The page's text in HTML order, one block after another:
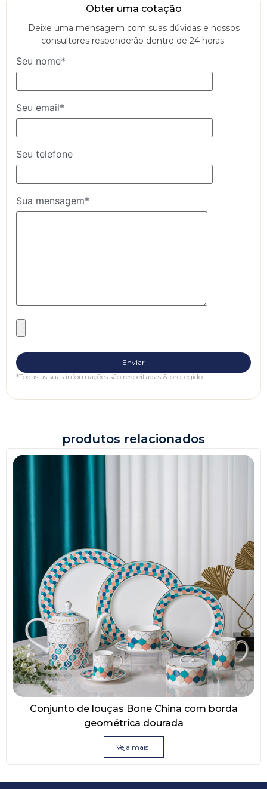
Obter uma cotação
Deixe uma mensagem com suas dúvidas e nossos
consultores responderão dentro de 24 horas.
Seu nome*
Seu email*
Seu telefone
Sua mensagem*
*Todas as suas informações são respeitadas & protegido.
produtos relacionados
Conjunto de louças Bone China com borda
geométrica dourada
Veja mais